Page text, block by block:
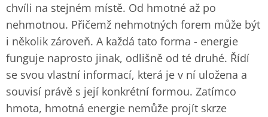
chvíli na stejném místě. Od hmotné až po
nehmotnou. Přičemž nehmotných forem může být
i několik zároveň. A každá tato forma - energie
funguje naprosto jinak, odlišně od té druhé. Řídí
se svou vlastní informací, která je v ní uložena a
souvisí právě s její konkrétní formou. Zatímco
hmota, hmotná energie nemůže projít skrze